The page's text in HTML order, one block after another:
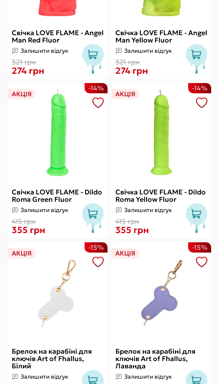
Свічка LOVE FLAME - Angel
Man Red Fluor
Залишити відгук
321 грн
274 грн
Свічка LOVE FLAME - Angel
Man Yellow Fluor
Залишити відгук
321 грн
274 грн
АКЦІЯ
Свічка LOVE FLAME - Dildo
Roma Green Fluor
Залишити відгук
415 грн
-14%
355 грн
АКЦІЯ
Свічка LOVE FLAME - Dildo
Roma Yellow Fluor
Залишити відгук
415 грн
-14%
355 грн
АКЦІЯ
Брелок на карабіні для
ключів Art of Fhallus,
Білий
Залишити відгук
-15%
АКЦІЯ
Брелок на карабіні для
ключів Art of Fhallus,
Лаванда
Залишити відгук
-15%